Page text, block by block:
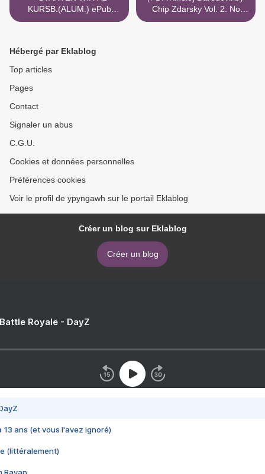
KURSB.(ALUM.) ePub
gratis
Chip Zdarsky Vol. 2: No
Devils, Only God by Chip
Hébergé par Eklablog
Top articles
Pages
Contact
Signaler un abus
C.G.U.
Cookies et données personnelles
Préférences cookies
Voir le profil de ypyngawh sur le portail Eklablog
Créer un blog sur Eklablog
Créer un blog
Royale - DayZ
13 ans (et vous l'avez ignoré)
(littéralement)